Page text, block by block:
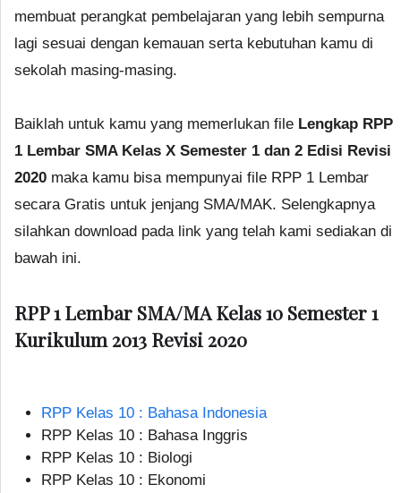
membuat perangkat pembelajaran yang lebih sempurna
lagi sesuai dengan kemauan serta kebutuhan kamu di
sekolah masing-masing.
Baiklah untuk kamu yang memerlukan file Lengkap RPP
1 Lembar SMA Kelas X Semester 1 dan 2 Edisi Revisi
2020 maka kamu bisa mempunyai file RPP 1 Lembar
secara Gratis untuk jenjang SMA/MAK. Selengkapnya
silahkan download pada link yang telah kami sediakan di
bawah ini.
RPP 1 Lembar SMA/MA Kelas 10 Semester 1
Kurikulum 2013 Revisi 2020
RPP Kelas 10 : Bahasa Indonesia
RPP Kelas 10 : Bahasa Inggris
RPP Kelas 10 : Biologi
RPP Kelas 10 : Ekonomi